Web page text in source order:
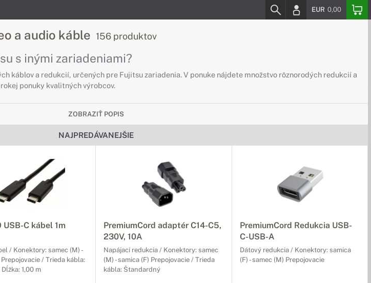
EUR 0,00
a audio káble 156 produktov
s inými zariadeniami?
káblov a redukcií, určených pre Fujitsu zariadenia. V ponuke nájdete množstvo rôznorodých redukcií a
ponuky kvalitných výrobcov.
s množstvom konektorov, vďaka ktorým bez problémov prenesiete dáta medzi zariadeniami.
najkvalitnejšom a najvyššom rozlíšení. Ponúkame Vám množstvo video káblov s podporou nových,
ZOBRAZIŤ POPIS
NAJPREDÁVANEJŠIE
USB-C kábel 1m
/ Konektory: samec (M) -
/ Trieda kábla:
1,00 m
PremiumCord adaptér C14-C5,
230V, 10A
Napájací redukcia / Konektory: samec
(M) - samica (F) Prepojovacie / Trieda
kábla: Štandardný
PremiumCord Redukcia USB-
C-USB-A
Dátový redukcia / Konektory: samica
(F) - samec (M) Prepojovacie